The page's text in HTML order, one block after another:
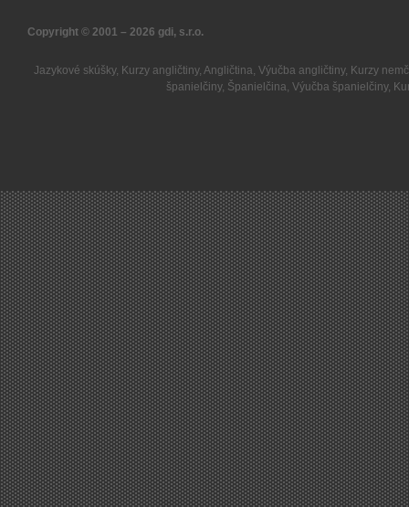
Copyright © 2001 – 2026 gdi, s.r.o.
Jazykové skúšky, Kurzy angličtiny, Angličtina, Výučba angličtiny, Kurzy
španielčiny, Španielčina, Výučba španielčiny,